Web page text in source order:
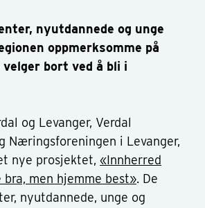
nyutdannede og unge
oppmerksomme på
bort ved å bli i
og Levanger, Verdal
Næringsforeningen i Levanger,
nye prosjektet, «Innherred
bra, men hjemme best». De
nyutdannede, unge og